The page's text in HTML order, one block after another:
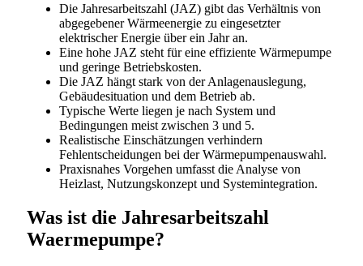
Die Jahresarbeitszahl (JAZ) gibt das Verhältnis von
abgegebener Wärmeenergie zu eingesetzter
elektrischer Energie über ein Jahr an.
Eine hohe JAZ steht für eine effiziente Wärmepumpe
und geringe Betriebskosten.
Die JAZ hängt stark von der Anlagenauslegung,
Gebäudesituation und dem Betrieb ab.
Typische Werte liegen je nach System und
Bedingungen meist zwischen 3 und 5.
Realistische Einschätzungen verhindern
Fehlentscheidungen bei der Wärmepumpenauswahl.
Praxisnahes Vorgehen umfasst die Analyse von
Heizlast, Nutzungskonzept und Systemintegration.
Was ist die Jahresarbeitszahl
Waermepumpe?